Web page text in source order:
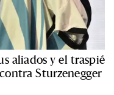
aliados y el traspié
Sturzenegger